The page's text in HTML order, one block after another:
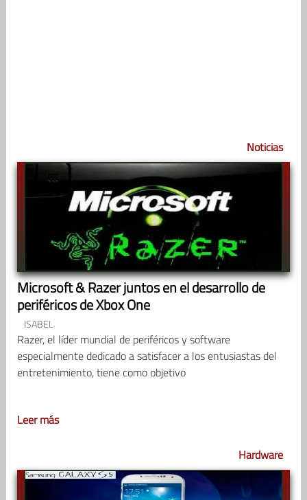
Noticias
Microsoft & Razer juntos en el desarrollo de
periféricos de Xbox One
ISABEL
Razer, el líder mundial de periféricos y software
especialmente dedicado a satisfacer a los entusiastas del
entretenimiento, tiene como objetivo
Leer más
Hardware